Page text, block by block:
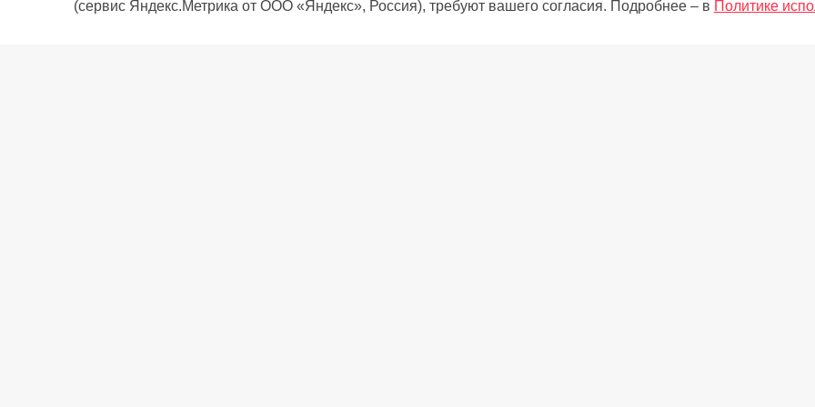
(сервис Яндекс.Метрика от ООО «Яндекс», Россия), требуют вашего согласия. Подробнее – в Политике